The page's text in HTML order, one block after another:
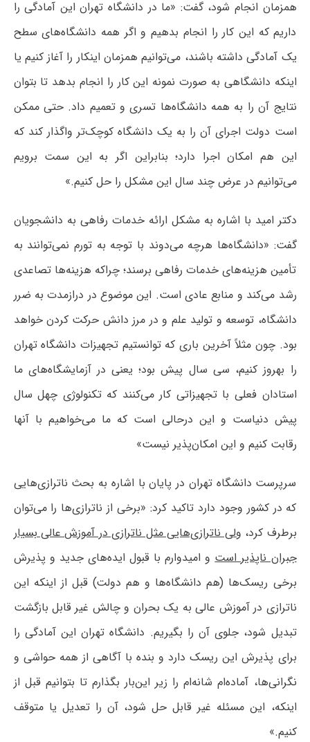
همزمان انجام شود، گفت: «ما در دانشگاه تهران این آمادگی را
داریم که این کار را انجام بدهیم و اگر همه دانشگاه‌های سطح
یک آمادگی داشته باشند، می‌توانیم همزمان این‎کار را آغاز کنیم یا
اینکه دانشگاهی به‎ صورت نمونه این کار را انجام بدهد تا بتوان
نتایج آن را به همه دانشگاه‌ها تسری و تعمیم داد. حتی ممکن
است دولت اجرای آن را به یک دانشگاه کوچک‌تر واگذار کند که
این هم امکان اجرا دارد؛ بنابراین اگر به این سمت برویم
می‌توانیم در عرض چند سال این مشکل را حل کنیم.»
دکتر امید با اشاره به مشکل ارائه خدمات رفاهی به دانشجویان
گفت: «دانشگاه‌ها هرچه می‌دوند با توجه به تورم نمی‌توانند به
تأمین هزینه‌های خدمات رفاهی برسند؛ چراکه هزینه‌ها تصاعدی
رشد می‌کند و منابع عادی است. این موضوع در درازمدت به ضرر
دانشگاه، توسعه و تولید علم و در مرز دانش حرکت کردن خواهد
بود. چون مثلاً آخرین باری که توانستیم تجهیزات دانشگاه تهران
را به‎روز کنیم، سی سال پیش بود؛ یعنی در آزمایشگاه‌های ما
استادان فعلی با تجهیزاتی کار می‌کنند که تکنولوژی چهل سال
پیش دنیاست و این درحالی است که ما می‌خواهیم با آنها
رقابت کنیم و این امکان‌پذیر نیست»
سرپرست دانشگاه تهران در پایان با اشاره به بحث ناترازی‌هایی
که در کشور وجود دارد تاکید کرد: «برخی از ناترازی‌ها را می‌توان
برطرف کرد، ولی ناترازی‌هایی مثل ناترازی در آموزش عالی بسیار
جبران ناپذیر استو امیدوارم با قبول ایده‌های جدید و پذیرش
برخی ریسک‌ها (هم دانشگاه‌ها و هم دولت) قبل از اینکه این
ناترازی در آموزش عالی به یک بحران و چالش غیر قابل بازگشت
تبدیل شود، جلوی آن را بگیریم. دانشگاه تهران این آمادگی را
برای پذیرش این ریسک دارد و بنده با آگاهی از همه حواشی و
نگرانی‌ها، آماده‌ام شانه‌ام را زیر این‌بار بگذارم تا بتوانیم قبل از
اینکه، این مسئله غیر قابل حل شود، آن را تعدیل یا متوقف
کنیم.»